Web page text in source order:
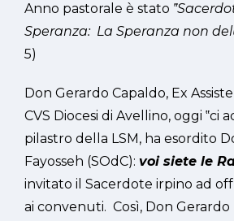
Anno pastorale è stato ‟
Speranza: La Speranza non
5)
Don Gerardo Capaldo, Ex
CVS Diocesi di Avellino, oggi ‟ci
pilastro della LSM, ha esordito
Fayosseh (SOdC): voi siete le
invitato il Sacerdote irpino ad
ai convenuti. Così, Don Gerardo